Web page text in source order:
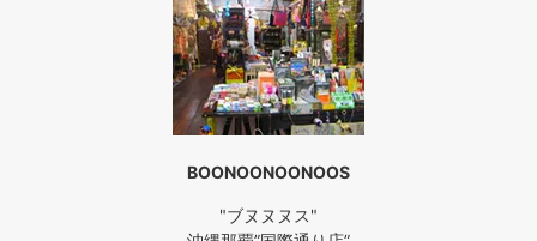
BOONOONOONOOS
"ブヌヌヌス"